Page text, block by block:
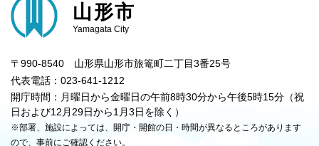
山形市
Yamagata City
〒990-8540 山形県山形市旅篭町二丁目3番25号
代表電話：023-641-1212
開庁時間：月曜日から金曜日の午前8時30分から午後5時15分（祝
日および12月29日から1月3日を除く）
※部署、施設によっては、開庁・開館の日・時間が異なるところがあります
ので、事前にご確認ください。